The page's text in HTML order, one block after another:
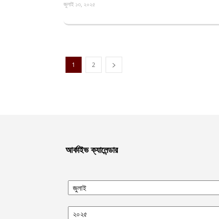
জুলাই ১৩, ২০২৫
1 2
আর্কাইভ ক্যালেন্ডার